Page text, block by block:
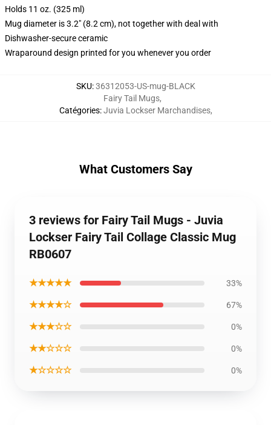
Holds 11 oz. (325 ml)
Mug diameter is 3.2" (8.2 cm), not together with deal with
Dishwasher-secure ceramic
Wraparound design printed for you whenever you order
SKU:36312053-US-mug-BLACK
Catégories:
Fairy Tail Mugs,
Juvia Lockser Marchandises,
What Customers Say
3 reviews for Fairy Tail Mugs - Juvia
Lockser Fairy Tail Collage Classic Mug
RB0607
★★★★★ 33%
★★★★☆ 67%
★★★☆☆ 0%
★★☆☆☆ 0%
★☆☆☆☆ 0%